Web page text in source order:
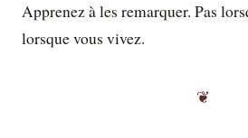
Apprenez à les remarquer. Pas
lorsque vous vivez.
❦